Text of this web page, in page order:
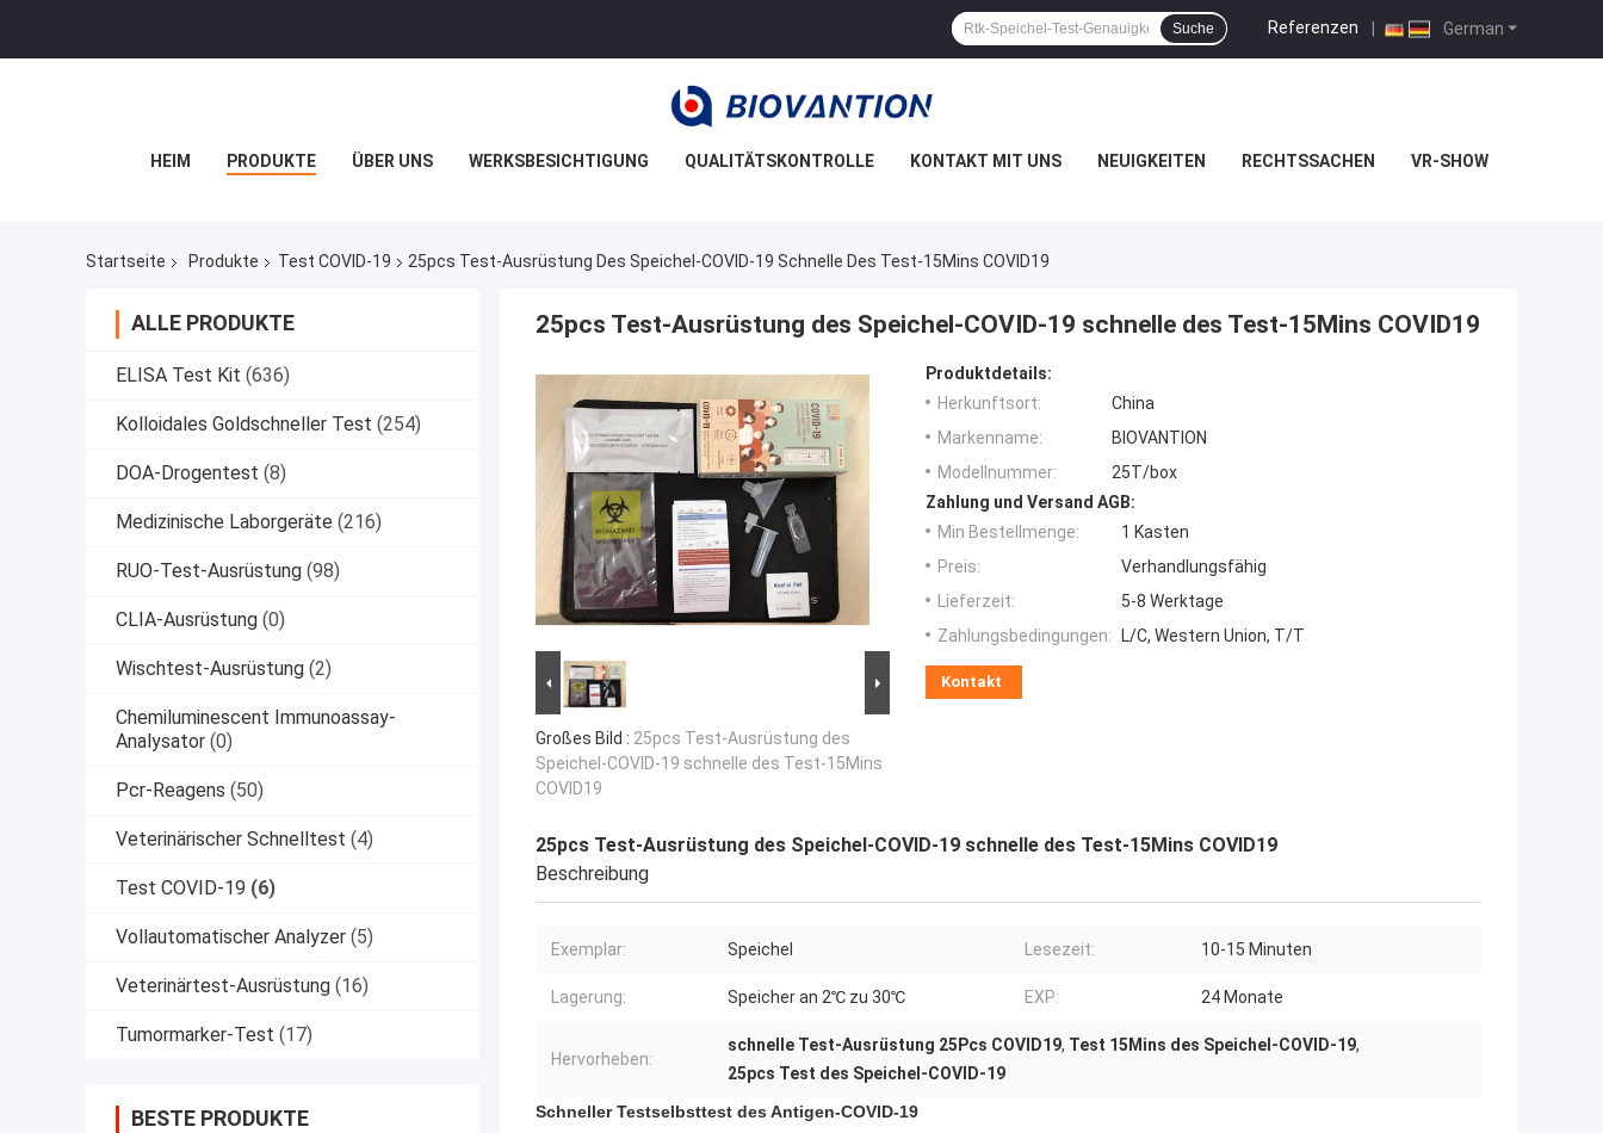
German
Referenzen |
Suche
HEIM PRODUKTE ÜBER UNS WERKSBESICHTIGUNG QUALITÄTSKONTROLLE KONTAKT MIT UNS NEUIGKEITEN RECHTSSACHEN VR-SHOW
Startseite Produkte Test COVID-19 25pcs Test-Ausrüstung Des Speichel-COVID-19 Schnelle Des Test-15Mins COVID19
ALLE PRODUKTE
ELISA Test Kit (636)
Kolloidales Goldschneller Test (254)
DOA-Drogentest (8)
Medizinische Laborgeräte (216)
RUO-Test-Ausrüstung (98)
CLIA-Ausrüstung (0)
Wischtest-Ausrüstung (2)
Chemiluminescent Immunoassay-
Analysator (0)
Pcr-Reagens (50)
Veterinärischer Schnelltest (4)
Test COVID-19 (6)
Vollautomatischer Analyzer (5)
Veterinärtest-Ausrüstung (16)
Tumormarker-Test (17)
BESTE PRODUKTE
25pcs Test-Ausrüstung des Speichel-COVID-19 schnelle des Test-15Mins COVID19
Großes Bild : 25pcs Test-Ausrüstung des
Speichel-COVID-19 schnelle des Test-15Mins
COVID19
Produktdetails:
Herkunftsort:
China
Markenname:
BIOVANTION
Modellnummer:
25T/box
Zahlung und Versand AGB:
Min Bestellmenge:
1 Kasten
Preis:
Verhandlungsfähig
Lieferzeit:
5-8 Werktage
Zahlungsbedingungen:
L/C, Western Union, T/T
Kontakt
25pcs Test-Ausrüstung des Speichel-COVID-19 schnelle des Test-15Mins COVID19
Beschreibung
Exemplar: Speichel Lesezeit: 10-15 Minuten
Lagerung: Speicher an 2℃ zu 30℃ EXP: 24 Monate
Hervorheben:
schnelle Test-Ausrüstung 25Pcs COVID19, Test 15Mins des Speichel-COVID-19,
25pcs Test des Speichel-COVID-19
Schneller Testselbsttest des Antigen-COVID-19